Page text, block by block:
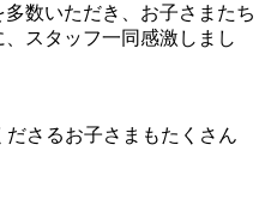
数いただき、お子さまたち
スタッフ一同感激しまし
さるお子さまもたくさん